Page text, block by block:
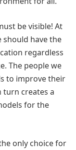
be visible! At
should have the
regardless
The people we
to improve their
turn creates a
for the
only choice for